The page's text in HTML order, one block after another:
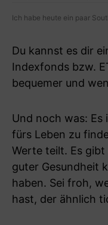
Ich habe heute ein paar
Du kannst es dir
Indexfonds bzw.
bequemer und
Und noch was: Es
fürs Leben zu
Werte teilt. Es
guter Gesundheit
haben. Sei froh,
hast, der ähnlich